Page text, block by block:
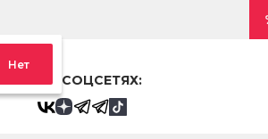
Нет
МЫ В СОЦСЕТЯХ: